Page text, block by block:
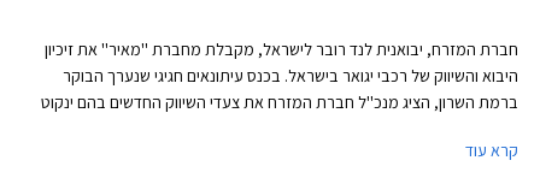
חברת המזרח, יבואנית לנד רובר לישראל, מקבלת מחברת ''מאיר'' את זיכיון
היבוא והשיווק של רכבי יגואר בישראל. בכנס עיתונאים חגיגי שנערך הבוקר
ברמת השרון, הציג מנכ''ל חברת המזרח את צעדי השיווק החדשים בהם ינקוט
יכלול חניכת אולמות תצוגה חדשים, שדרוג מועדון יגואר ישראל, מעורבות
קרא עוד